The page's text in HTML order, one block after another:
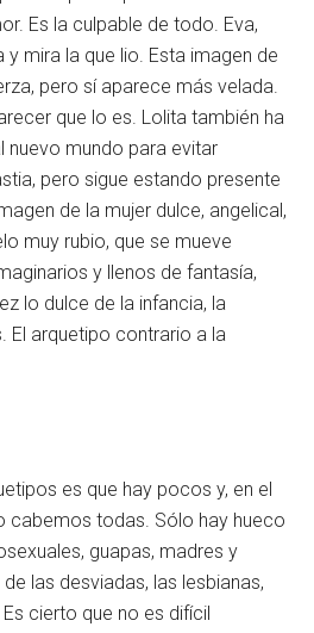
Es la culpable de todo. Eva,
mira la que lio. Esta imagen de
pero sí aparece más velada.
que lo es. Lolita también ha
nuevo mundo para evitar
pero sigue estando presente
de la mujer dulce, angelical,
muy rubio, que se mueve
y llenos de fantasía,
lo dulce de la infancia, la
El arquetipo contrario a la
es que hay pocos y, en el
cabemos todas. Sólo hay hueco
guapas, madres y
las desviadas, las lesbianas,
cierto que no es difícil